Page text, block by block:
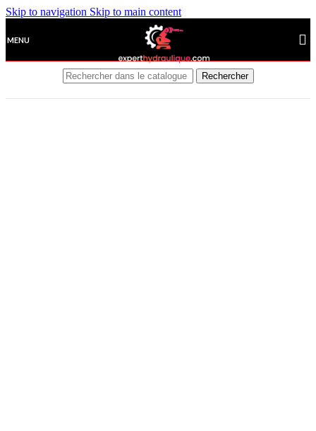
Skip to navigation Skip to main content
MENU
Rechercher